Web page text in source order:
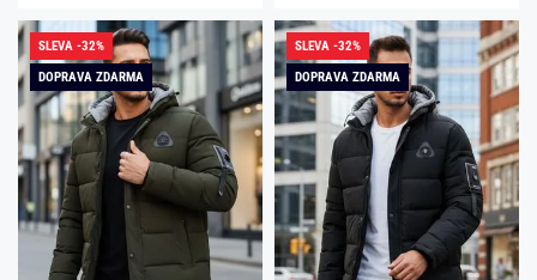
SLEVA -32%
DOPRAVA ZDARMA
SLEVA -32%
DOPRAVA ZDARMA